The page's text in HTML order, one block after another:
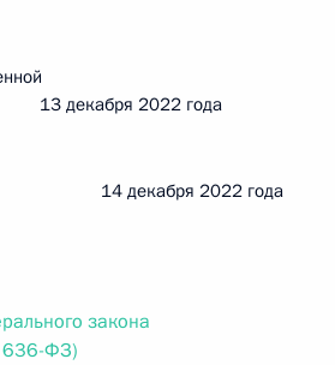
2022 года
декабря 2022 года
закона
ФЗ)